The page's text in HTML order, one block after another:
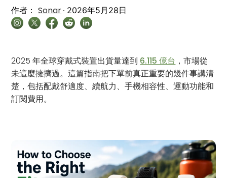
作者： Sonar 2026年5月28日
2025 年全球穿戴式裝置出貨量達到 6.115 億台 ，市場從
未這麼擁擠過。這篇指南把下單前真正重要的幾件事講清
楚，包括配戴舒適度、續航力、手機相容性、運動功能和
訂閱費用。